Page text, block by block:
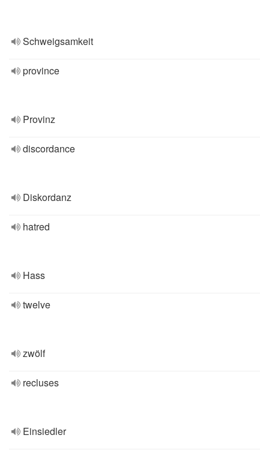
Schweigsamkeit
province
Provinz
discordance
Diskordanz
hatred
Hass
twelve
zwölf
recluses
Einsiedler